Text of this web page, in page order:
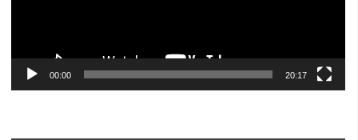
00:00 20:17